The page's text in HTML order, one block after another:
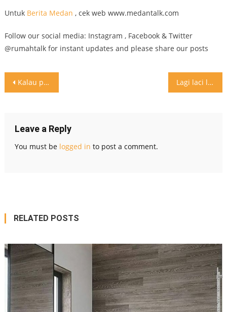
Untuk Berita Medan , cek web www.medantalk.com
Follow our social media: Instagram , Facebook & Twitter
@rumahtalk for instant updates and please share our posts
Post
Kalau punya condominium atau apartment yang penthouse mantap ya Lagi laci laci yang banyak buat piring piring anda. Jangan lupa buat laci yang banyak betul gak sis
Leave a Reply
You must be logged in to post a comment.
RELATED POSTS